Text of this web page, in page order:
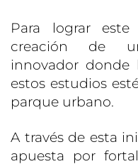
Para lograr
creación de
innovador donde
estos estudios
parque urbano.
A través de esta
apuesta por